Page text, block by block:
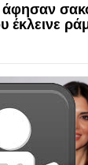
άφησαν
έκλεινε